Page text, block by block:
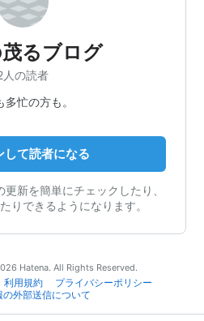
るブログ
人の読者
多忙の方も。
して読者になる
新を簡単にチェックしたり、
りできるようになります。
Hatena. All Rights Reserved.
利用規約
プライバシーポリシー
の外部送信について